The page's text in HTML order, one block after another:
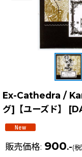
Ex-Cathedra /
グ]【ユーズド】
[
販売価格: 900.-(